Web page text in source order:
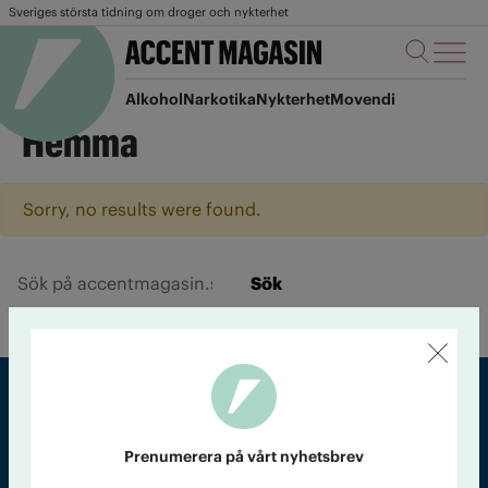
Sveriges största tidning om droger och nykterhet
AlkoholNarkotikaNykterhetMovendi
Hemma
Sorry, no results were found.
Sök
Prenumerera på vårt nyhetsbrev